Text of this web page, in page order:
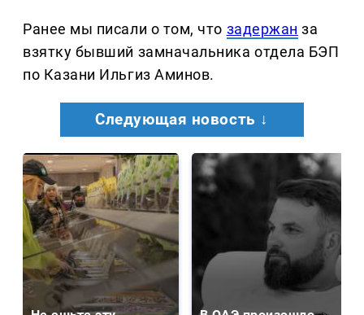
Ранее мы писали о том, что задержан за
взятку бывший замначальника отдела БЭП
по Казани Ильгиз Аминов.
Следующая новость ↓